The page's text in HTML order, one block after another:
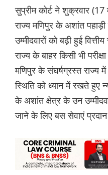
सुप्रीम कोर्ट ने शुक्रवार (17
राज्य मणिपुर के अशांत
उम्मीदवारों को बढ़ी हुई
राज्य के बाहर किसी भी
मणिपुर के संघर्षग्रस्त राज्य
स्थिति को ध्यान में रखते हुए
के अशांत क्षेत्र के उन
जाने के लिए बस सेवाएं प्रदान